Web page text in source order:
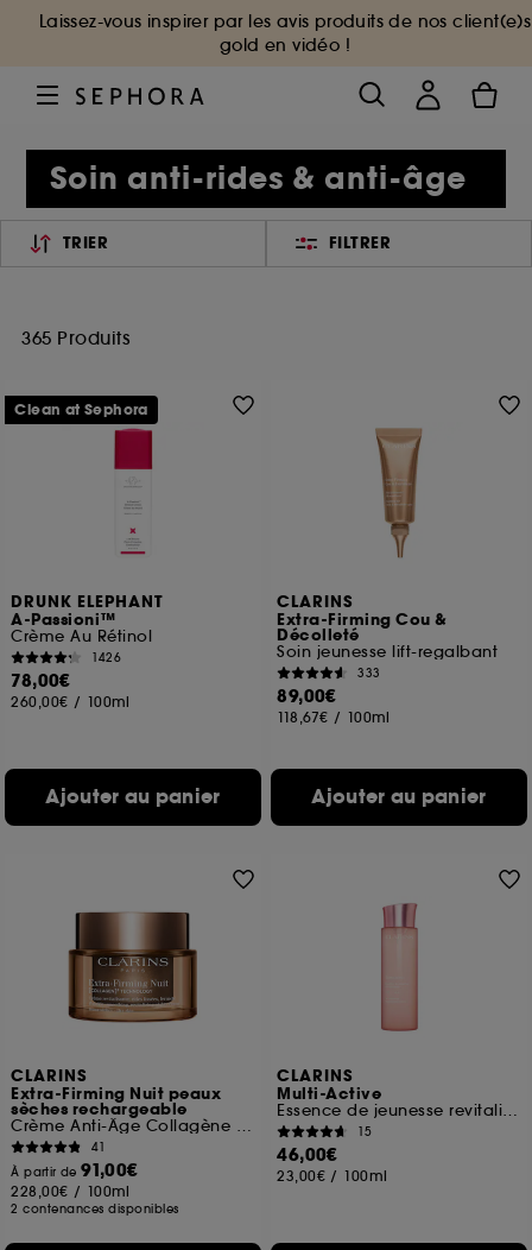
Laissez-vous inspirer par les avis produits de nos client(e)s
gold en vidéo !
Soin anti-rides & anti-âge
TRIER FILTRER
365 Produits
DRUNK ELEPHANT
A-Passioni™
Crème Au Rétinol
1426
78,00€
260,00€ / 100ml
Ajouter au panier
Clean at Sephora
CLARINS
Extra-Firming Cou &
Décolleté
Soin jeunesse lift-regalbant
333
89,00€
118,67€ / 100ml
Ajouter au panier
CLARINS
Extra-Firming Nuit peaux
sèches rechargeable
Crème Anti-Âge Collagène fermeté
41
À partir de91,00€
228,00€ / 100ml
2 contenances disponibles
CLARINS
Multi-Active
Essence de jeunesse revitalisante
15
46,00€
23,00€ / 100ml